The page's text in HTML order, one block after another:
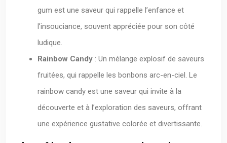
gum est une saveur qui rappelle l’enfance et
l’insouciance, souvent appréciée pour son côté
ludique.
Rainbow Candy : Un mélange explosif de saveurs
fruitées, qui rappelle les bonbons arc-en-ciel. Le
rainbow candy est une saveur qui invite à la
découverte et à l’exploration des saveurs, offrant
une expérience gustative colorée et divertissante.